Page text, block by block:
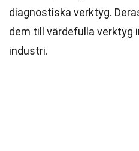
diagnostiska verktyg.
dem till värdefulla verktyg
industri.